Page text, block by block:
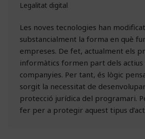
Legalitat digital
Les noves tecnologies han modificat
substancialment la forma en què
empreses. De fet, actualment els
informàtics formen part dels actius
companyies. Per tant, és lògic
sorgit la necessitat de
protecció jurídica del programari.
fer per a protegir aquest tipus